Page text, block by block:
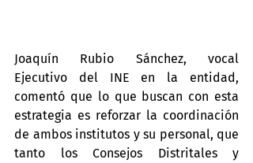
Joaquín Rubio Sánchez, vocal
Ejecutivo del INE en la entidad,
comentó que lo que buscan con esta
estrategia es reforzar la coordinación
de ambos institutos y su personal, que
tanto los Consejos Distritales y